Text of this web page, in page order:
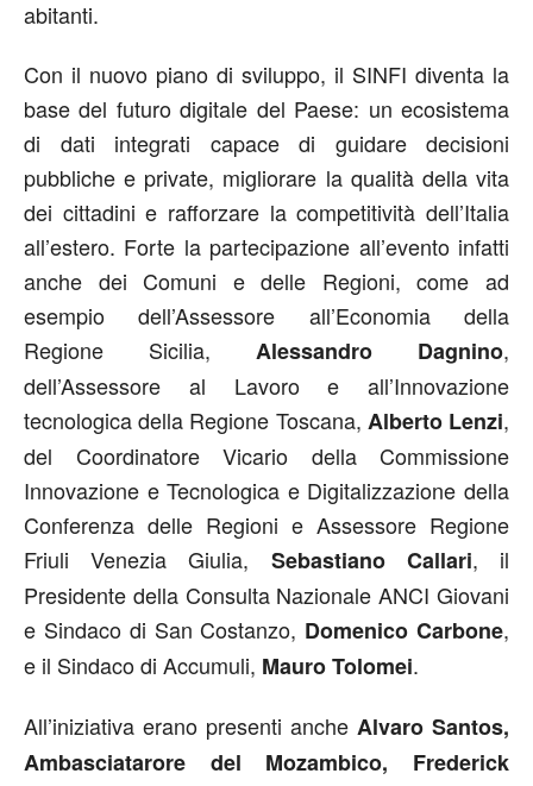
abitanti.
Con il nuovo piano di sviluppo, il SINFI diventa la
base del futuro digitale del Paese: un ecosistema
di dati integrati capace di guidare decisioni
pubbliche e private, migliorare la qualità della vita
dei cittadini e rafforzare la competitività dell’Italia
all’estero. Forte la partecipazione all’evento infatti
anche dei Comuni e delle Regioni, come ad
esempio dell’Assessore all’Economia della
Regione Sicilia, Alessandro Dagnino,
dell’Assessore al Lavoro e all’Innovazione
tecnologica della Regione Toscana, Alberto Lenzi,
del Coordinatore Vicario della Commissione
Innovazione e Tecnologica e Digitalizzazione della
Conferenza delle Regioni e Assessore Regione
Friuli Venezia Giulia, Sebastiano Callari, il
Presidente della Consulta Nazionale ANCI Giovani
e Sindaco di San Costanzo, Domenico Carbone,
e il Sindaco di Accumuli, Mauro Tolomei.
All’iniziativa erano presenti anche Alvaro Santos,
Ambasciatarore del Mozambico, Frederick